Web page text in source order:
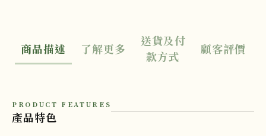
商品描述 了解更多
送貨及付
款方式
顧客評價
PRODUCT FEATURES
產品特色